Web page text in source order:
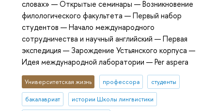
словах» — Открытые семинары — Возникновение
филологического факультета — Первый набор
студентов — Начало международного
сотрудничества и научный английский — Первая
экспедиция — Зарождение Устьянского корпуса —
Идея международной лаборатории — Per aspera
Университетская жизнь профессора студенты
бакалавриат истории Школы лингвистики